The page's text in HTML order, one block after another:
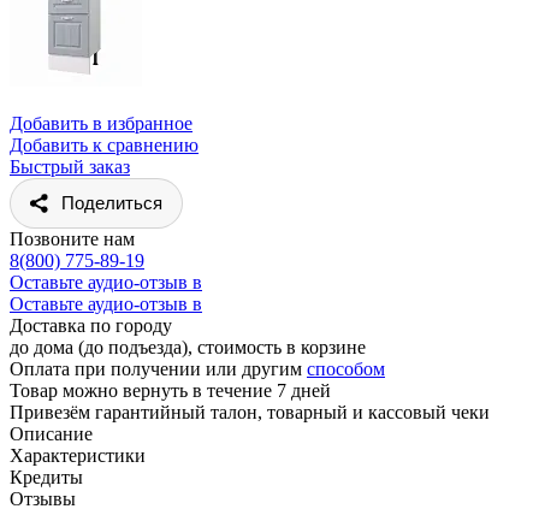
Добавить в избранное
Добавить к сравнению
Быстрый заказ
Поделиться
Позвоните нам
8(800) 775-89-19
Оставьте аудио-отзыв в
Оставьте аудио-отзыв в
Доставка по городу
до дома (до подъезда), стоимость в корзине
Оплата при получении или другим способом
Товар можно вернуть в течение 7 дней
Привезём гарантийный талон, товарный и кассовый чеки
Описание
Характеристики
Кредиты
Отзывы